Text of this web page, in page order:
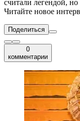
считали легендой,
Читайте новое
Поделиться
0
комментарии